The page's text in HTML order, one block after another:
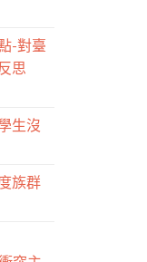
-對臺
思
生沒
族群